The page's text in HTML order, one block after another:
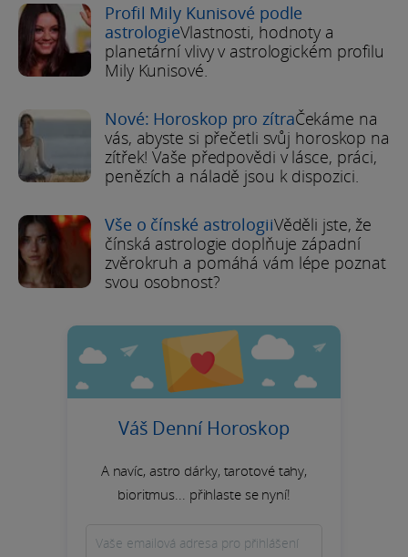
Profil Mily Kunisové podle
astrologieVlastnosti, hodnoty a
planetární vlivy v astrologickém profilu
Mily Kunisové.
Nové: Horoskop pro zítraČekáme na
vás, abyste si přečetli svůj horoskop na
zítřek! Vaše předpovědi v lásce, práci,
penězích a náladě jsou k dispozici.
Vše o čínské astrologiiVěděli jste, že
čínská astrologie doplňuje západní
zvěrokruh a pomáhá vám lépe poznat
svou osobnost?
Váš Denní Horoskop
A navíc, astro dárky, tarotové tahy,
bioritmus... přihlaste se nyní!